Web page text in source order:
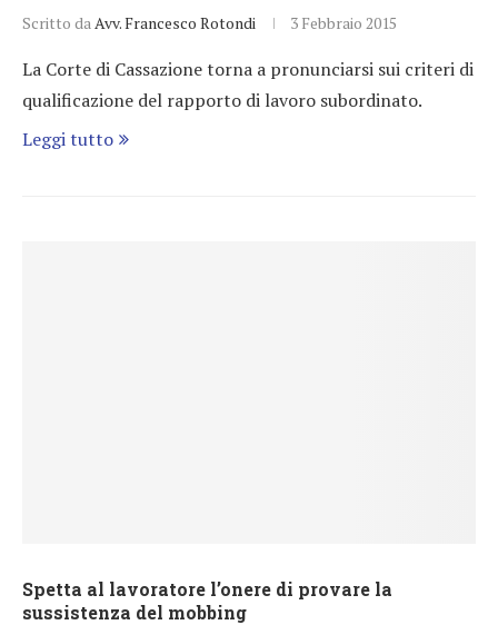
Scritto da Avv. Francesco Rotondi 3 Febbraio 2015
La Corte di Cassazione torna a pronunciarsi sui criteri di
qualificazione del rapporto di lavoro subordinato.
Leggi tutto
Spetta al lavoratore l’onere di provare la
sussistenza del mobbing